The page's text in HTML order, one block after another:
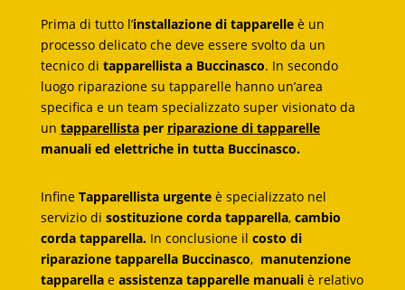
Prima di tutto l’installazione di tapparelle è un
processo delicato che deve essere svolto da un
tecnico di tapparellista a Buccinasco. In secondo
luogo riparazione su tapparelle hanno un’area
specifica e un team specializzato super visionato da
un tapparellistaper riparazione di tapparelle
manuali ed elettriche in tutta Buccinasco.
Infine Tapparellista urgenteè specializzato nel
servizio di sostituzione corda tapparella, cambio
corda tapparella. In conclusione il costo di
riparazione tapparella Buccinasco, manutenzione
tapparellae assistenza tapparelle manuali è relativo